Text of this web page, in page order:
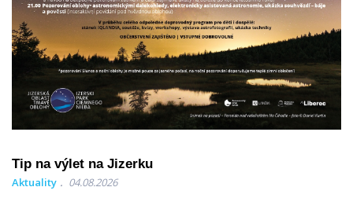
Tip na výlet na Jizerku
Aktuality 04.08.2026